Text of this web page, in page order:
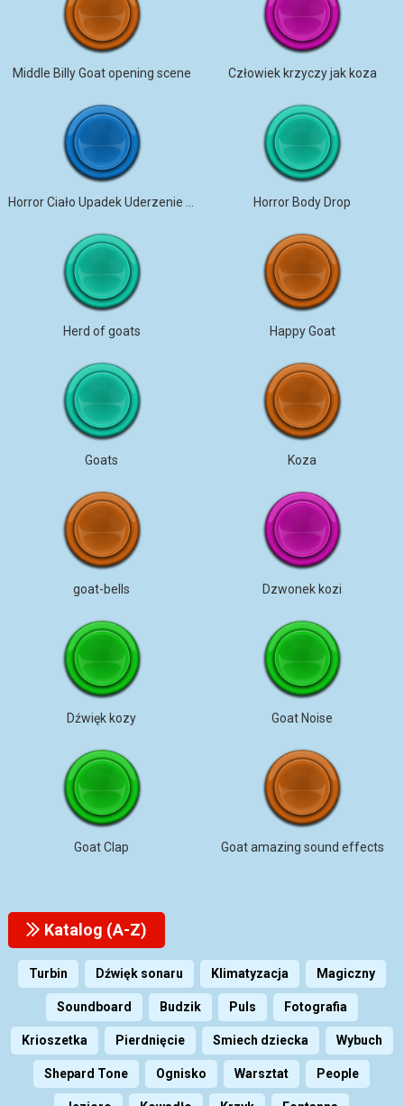
Middle Billy Goat opening scene Człowiek krzyczy jak koza
Horror Body Drop
Herd of goats Happy Goat
Goats Koza
goat-bells Dzwonek kozi
Dźwięk kozy Goat Noise
Goat Clap Goat amazing sound effects
Katalog (A-Z)
Turbin Dźwięk sonaru Klimatyzacja Magiczny
Soundboard Budzik Puls Fotografia
Krioszetka Pierdnięcie Smiech dziecka Wybuch
Shepard Tone Ognisko Warsztat People